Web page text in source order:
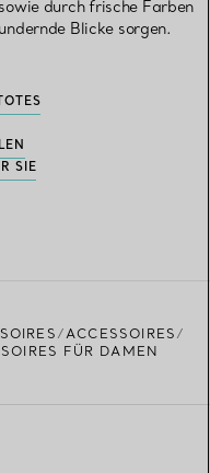
durch frische Farben
Blicke sorgen.
SIE
ACCESSOIRES
FÜR DAMEN